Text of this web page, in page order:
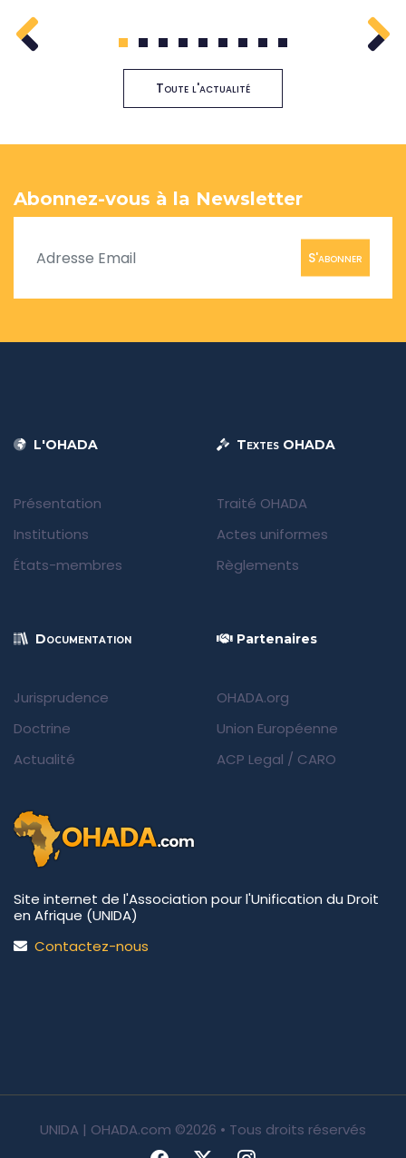
1 2 3 4 5 6 7 8 9
Toute l'actualité
Abonnez-vous à la Newsletter
S'abonner
L'OHADA
Présentation
Institutions
États-membres
Textes OHADA
Traité OHADA
Actes uniformes
Règlements
Documentation
Jurisprudence
Doctrine
Actualité
Partenaires
OHADA.org
Union Européenne
ACP Legal / CARO
Site internet de l'Association pour l'Unification du Droit
en Afrique (UNIDA)
Contactez-nous
UNIDA | OHADA.com ©2026 • Tous droits réservés